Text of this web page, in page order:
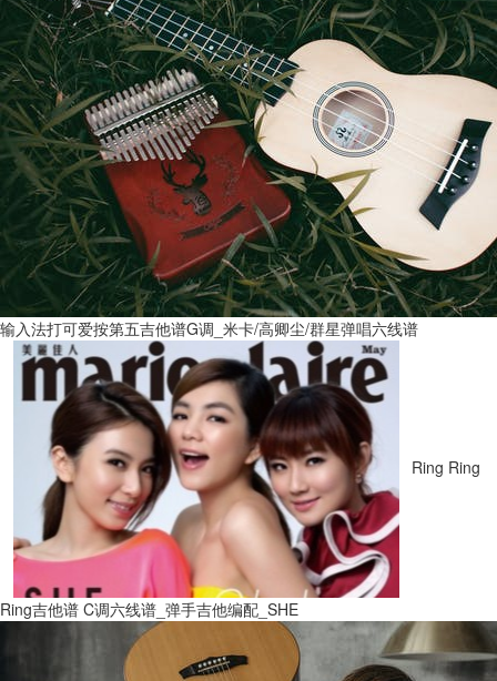
输入法打可爱按第五吉他谱G调_米卡/高卿尘/群星弹唱六线谱
Ring Ring
Ring吉他谱 C调六线谱_弹手吉他编配_SHE